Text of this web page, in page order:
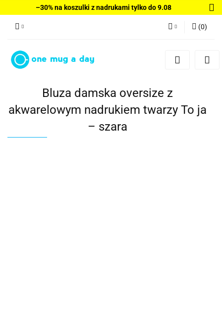
–30% na koszulki z nadrukami tylko do 9.08
(0)
Bluza damska oversize z
akwarelowym nadrukiem twarzy To ja
– szara